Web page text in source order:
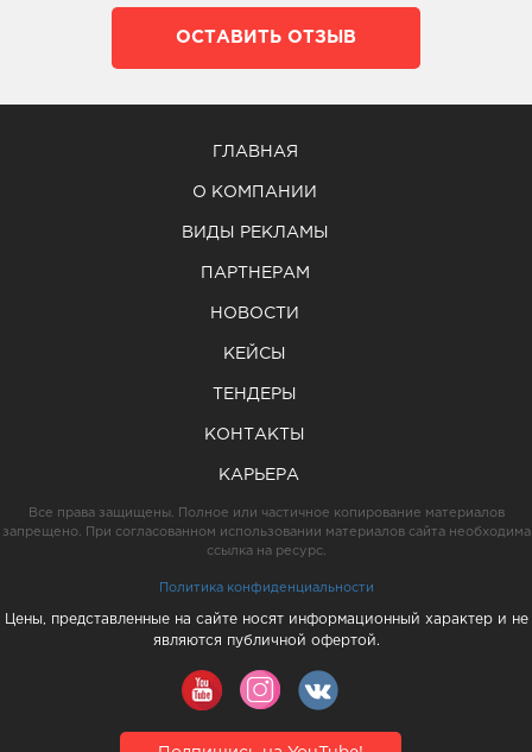
ОСТАВИТЬ ОТЗЫВ
ГЛАВНАЯ
О КОМПАНИИ
ВИДЫ РЕКЛАМЫ
ПАРТНЕРАМ
НОВОСТИ
КЕЙСЫ
ТЕНДЕРЫ
КОНТАКТЫ
КАРЬЕРА
Все права защищены. Полное или частичное копирование материалов
запрещено. При согласованном использовании материалов сайта необходима
ссылка на ресурс.
Политика конфиденциальности
Цены, представленные на сайте носят информационный характер и не
являются публичной офертой.